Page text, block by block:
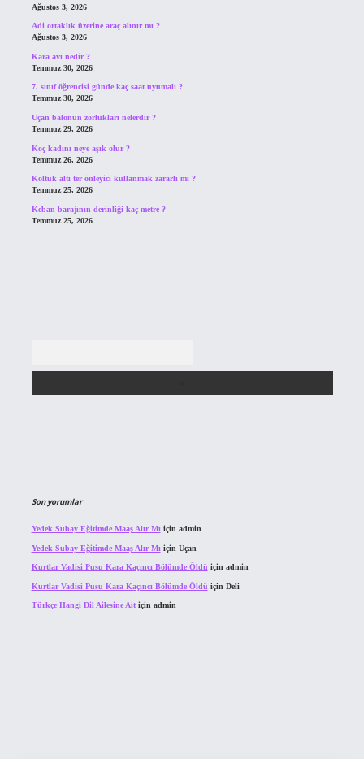
Ağustos 3, 2026
Adi ortaklık üzerine araç alınır mı ?
Ağustos 3, 2026
Kara avı nedir ?
Temmuz 30, 2026
7. sınıf öğrencisi günde kaç saat uyumalı ?
Temmuz 30, 2026
Uçan balonun zorlukları nelerdir ?
Temmuz 29, 2026
Koç kadını neye aşık olur ?
Temmuz 26, 2026
Koltuk altı ter önleyici kullanmak zararlı mı ?
Temmuz 25, 2026
Keban barajının derinliği kaç metre ?
Temmuz 25, 2026
Son yorumlar
Yedek Subay Eğitimde Maaş Alır Mı için admin
Yedek Subay Eğitimde Maaş Alır Mı için Uçan
Kurtlar Vadisi Pusu Kara Kaçıncı Bölümde Öldü için admin
Kurtlar Vadisi Pusu Kara Kaçıncı Bölümde Öldü için Deli
Türkçe Hangi Dil Ailesine Aitiçin admin